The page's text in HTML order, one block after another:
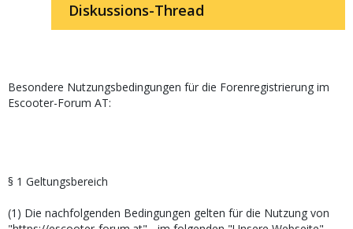
Diskussions-Thread
Besondere Nutzungsbedingungen für die Forenregistrierung im
Escooter-Forum AT:
§ 1 Geltungsbereich
(1) Die nachfolgenden Bedingungen gelten für die Nutzung von